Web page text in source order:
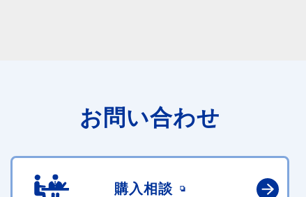
お問い合わせ
購入相談